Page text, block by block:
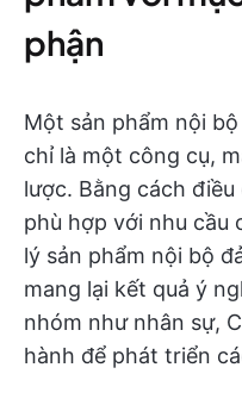
phận
Một sản phẩm nội
chỉ là một công cụ,
lược. Bằng cách
phù hợp với nhu cầu
lý sản phẩm nội bộ
mang lại kết quả ý
nhóm như nhân sự,
hành để phát triển